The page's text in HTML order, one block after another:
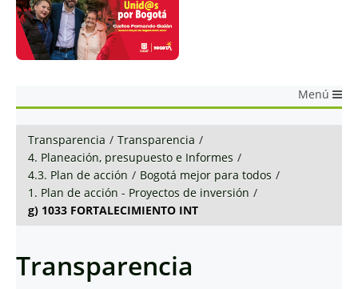
Menú
Transparencia / Transparencia /
4. Planeación, presupuesto e Informes /
4.3. Plan de acción / Bogotá mejor para todos /
1. Plan de acción - Proyectos de inversión /
g) 1033 FORTALECIMIENTO INT
Transparencia